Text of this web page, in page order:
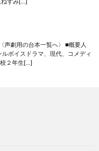
声劇用の台本一覧へ〉 ■概要人
ボイスドラマ、現代、コメディ
２年生[…]